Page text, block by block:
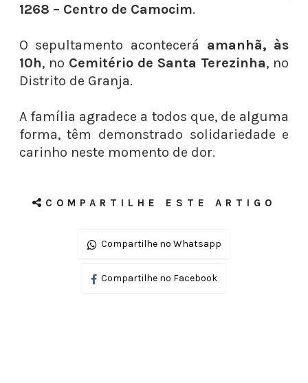
1268 – Centro de Camocim.
O sepultamento acontecerá amanhã, às
10h, no Cemitério de Santa Terezinha, no
Distrito de Granja.
A família agradece a todos que, de alguma
forma, têm demonstrado solidariedade e
carinho neste momento de dor.
COMPARTILHE ESTE ARTIGO
Compartilhe no Whatsapp
Compartilhe no Facebook